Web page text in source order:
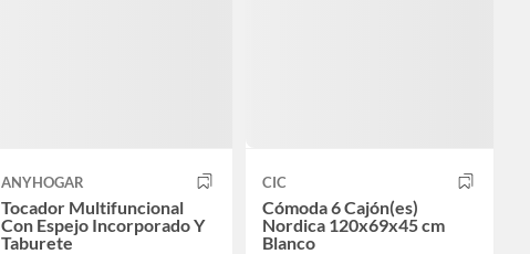
ANYHOGAR
Tocador Multifuncional
Con Espejo Incorporado Y
Taburete
CIC
Cómoda 6 Cajón(es)
Nordica 120x69x45 cm
Blanco